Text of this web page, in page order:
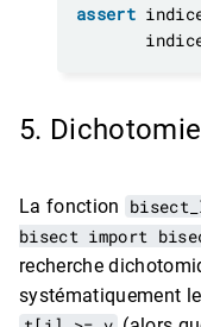
assert
5.
La fonction
bisect import
recherche
systématiquement